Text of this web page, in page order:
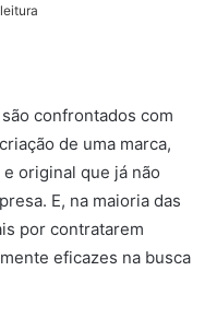
confrontados com
de uma marca,
original que já não
E, na maioria das
por contratarem
eficazes na busca